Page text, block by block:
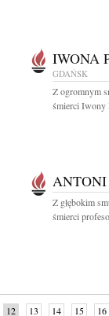
IWONA
GDAŃSK
Z ogromnym
śmierci Iwony
Z głębokim
śmierci
12 13 14 15 16